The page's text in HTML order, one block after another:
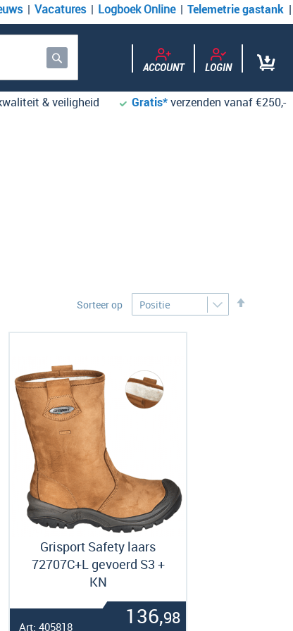
Vacatures Logboek Online Telemetrie gastank
Zoek ACCOUNT LOGIN
& veiligheid Gratis*verzenden vanaf €250,-
Sorteer op
Grisport Safety laars
72707C+L gevoerd S3 +
KN
136,98
Art: 405818